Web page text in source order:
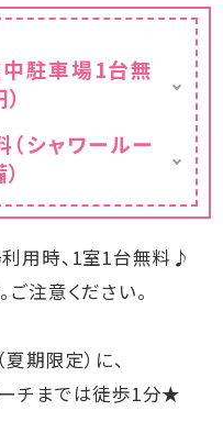
中駐車場1台無
のでご注意くだ
シャワールー
～チェックアウト
場合は、1,000円/
ます。
オル貸出無料で
用時、1室1台無料♪
注意ください。
期限定）に、
チまでは徒歩1分★